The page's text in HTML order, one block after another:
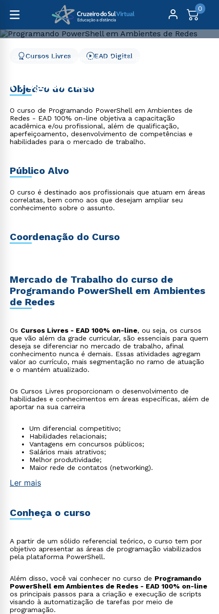
0
Cursos Livres
Engenharia e Tecnologia
Programando PowerShell
em Ambientes de Redes
Cursos Livres EAD Digital
Objetivo do curso
O curso de Programando PowerShell em Ambientes de
Redes - EAD 100% on-line objetiva a capacitação
acadêmica e/ou profissional, além de qualificação,
aperfeiçoamento, desenvolvimento de competências e
habilidades para o mercado de trabalho.
Público Alvo
O curso é destinado aos profissionais que atuam em áreas
correlatas, bem como aos que desejam ampliar seu
conhecimento sobre o assunto.
Coordenação do Curso
Mercado de Trabalho do curso de
Programando PowerShell em Ambientes
de Redes
Os Cursos Livres - EAD 100% on-line, ou seja, os cursos
que vão além da grade curricular, são essenciais para quem
deseja se diferenciar no mercado de trabalho, afinal
conhecimento nunca é demais. Essas atividades agregam
valor ao currículo, mais segmentação no ramo de atuação
e o mantém atualizado.
Os Cursos Livres proporcionam o desenvolvimento de
habilidades e conhecimentos em áreas específicas, além de
aportar na sua carreira
Um diferencial competitivo;
Habilidades relacionais;
Vantagens em concursos públicos;
Salários mais atrativos;
Melhor produtividade;
Maior rede de contatos (networking).
Ler mais
Conheça o curso
A partir de um sólido referencial teórico, o curso tem por
objetivo apresentar as áreas de programação viabilizados
pela plataforma PowerShell.
Além disso, você vai conhecer no curso de Programando
PowerShell em Ambientes de Redes - EAD 100% on-line
os principais passos para a criação e execução de scripts
visando à automatização de tarefas por meio de
programação.